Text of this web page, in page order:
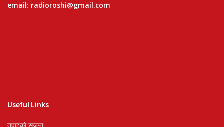
email: radioroshi@gmail.com
Useful Links
तपाइको सृजना